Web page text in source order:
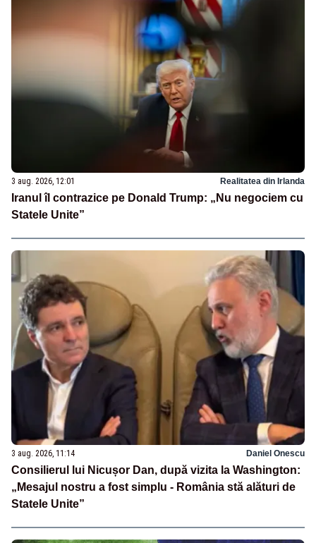
3 aug. 2026, 12:01 Realitatea din Irlanda
Iranul îl contrazice pe Donald Trump: „Nu negociem cu
Statele Unite”
3 aug. 2026, 11:14 Daniel Onescu
Consilierul lui Nicușor Dan, după vizita la Washington:
„Mesajul nostru a fost simplu - România stă alături de
Statele Unite”